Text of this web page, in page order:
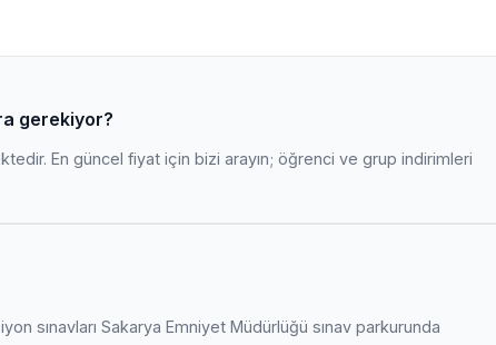
gerekiyor?
En güncel fiyat için bizi arayın; öğrenci ve grup indirimleri
sınavları Sakarya Emniyet Müdürlüğü sınav parkurunda